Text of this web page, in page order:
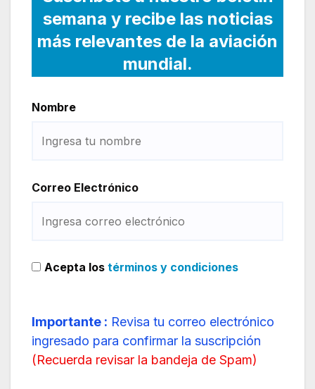
semana y recibe las noticias
más relevantes de la aviación
mundial.
Nombre
Correo Electrónico
Acepta los términos y condiciones
Importante : Revisa tu correo electrónico
ingresado para confirmar la suscripción
(Recuerda revisar la bandeja de Spam)